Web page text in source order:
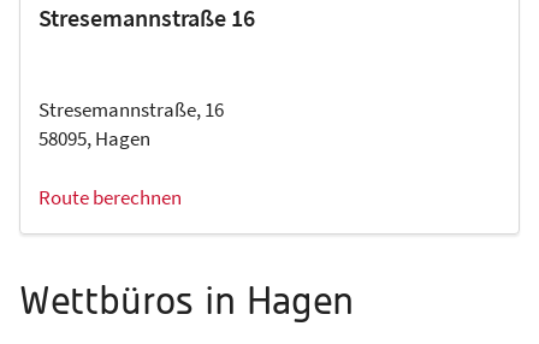
Stresemannstraße 16
Stresemannstraße, 16
58095, Hagen
Route berechnen
Wettbüros in Hagen